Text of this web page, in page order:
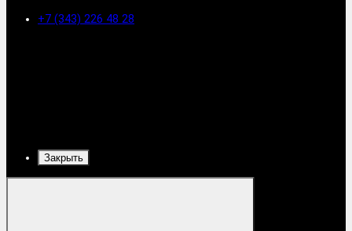
+7 (343) 226 48 28
Закрыть